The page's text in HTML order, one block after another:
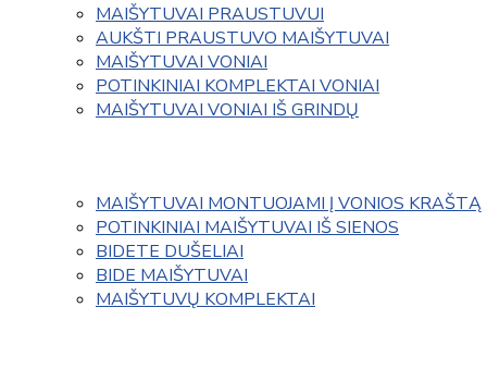
MAIŠYTUVAI PRAUSTUVUI
AUKŠTI PRAUSTUVO MAIŠYTUVAI
MAIŠYTUVAI VONIAI
POTINKINIAI KOMPLEKTAI VONIAI
MAIŠYTUVAI VONIAI IŠ GRINDŲ
MAIŠYTUVAI MONTUOJAMI Į VONIOS KRAŠTĄ
POTINKINIAI MAIŠYTUVAI IŠ SIENOS
BIDETE DUŠELIAI
BIDE MAIŠYTUVAI
MAIŠYTUVŲ KOMPLEKTAI